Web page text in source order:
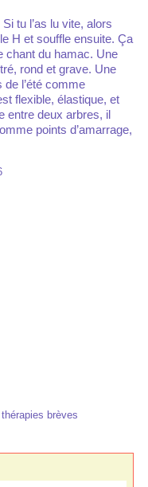
tu l’as lu vite, alors
H et souffle ensuite. Ça
chant du hamac. Une
rond et grave. Une
l’été comme
flexible, élastique, et
entre deux arbres, il
points d’amarrage,
brèves